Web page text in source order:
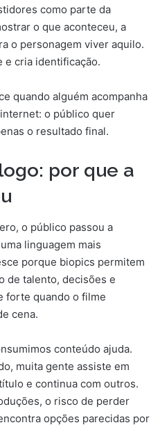
como parte da
o que aconteceu, a
o personagem viver aquilo.
e cria identificação.
quando alguém acompanha
o público quer
o resultado final.
por que a
o público passou a
linguagem mais
porque biopics permitem
de talento, decisões e
forte quando o filme
cena.
conteúdo ajuda.
muita gente assiste em
e continua com outros.
o risco de perder
opções parecidas por